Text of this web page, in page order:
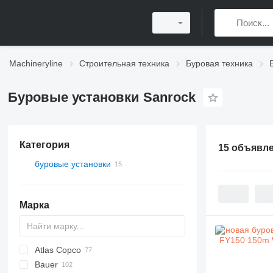
Machineryline Строительная техника Буровая техника
Буровые установки Sanrock
Категория
буровые установки
Марка
Atlas Copco
FlexiROC
ROC
Bauer
15